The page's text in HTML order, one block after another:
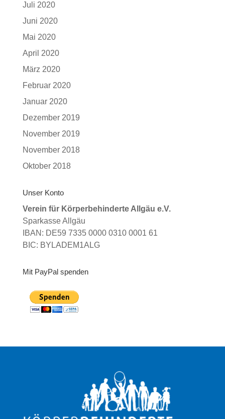
Juli 2020
Juni 2020
Mai 2020
April 2020
März 2020
Februar 2020
Januar 2020
Dezember 2019
November 2019
November 2018
Oktober 2018
Unser Konto
Verein für Körperbehinderte Allgäu e.V.
Sparkasse Allgäu
IBAN: DE59 7335 0000 0310 0001 61
BIC: BYLADEM1ALG
Mit PayPal spenden